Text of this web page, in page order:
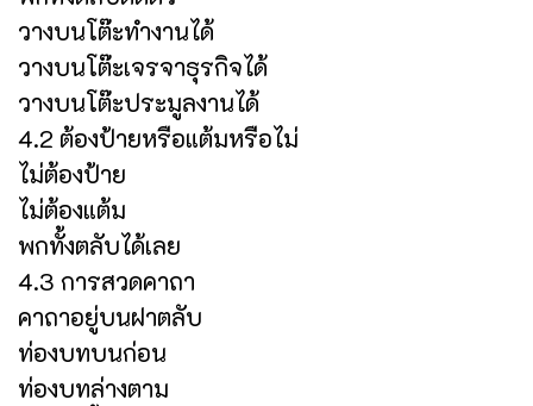
วางบนโต๊ะทำงานได้
วางบนโต๊ะเจรจาธุรกิจได้
วางบนโต๊ะประมูลงานได้
4.2 ต้องป้ายหรือแต้มหรือไม่
ไม่ต้องป้าย
ไม่ต้องแต้ม
พกทั้งตลับได้เลย
4.3 การสวดคาถา
คาถาอยู่บนฝาตลับ
ท่องบทบนก่อน
ท่องบทล่างตาม